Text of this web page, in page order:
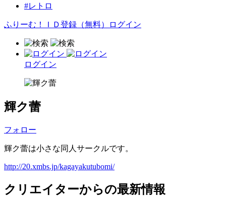
#レトロ
ふりーむ！ＩＤ登録（無料） ログイン
ログイン
輝ク蕾
フォロー
輝ク蕾は小さな同人サークルです。
http://20.xmbs.jp/kagayakutubomi/
クリエイターからの最新情報